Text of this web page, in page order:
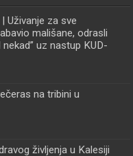
Uživanje za sve
mališane, odrasli
uz nastup KUD-
na tribini u
življenja u Kalesiji